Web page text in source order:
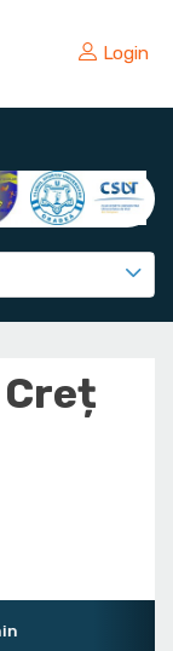
Login
Creț